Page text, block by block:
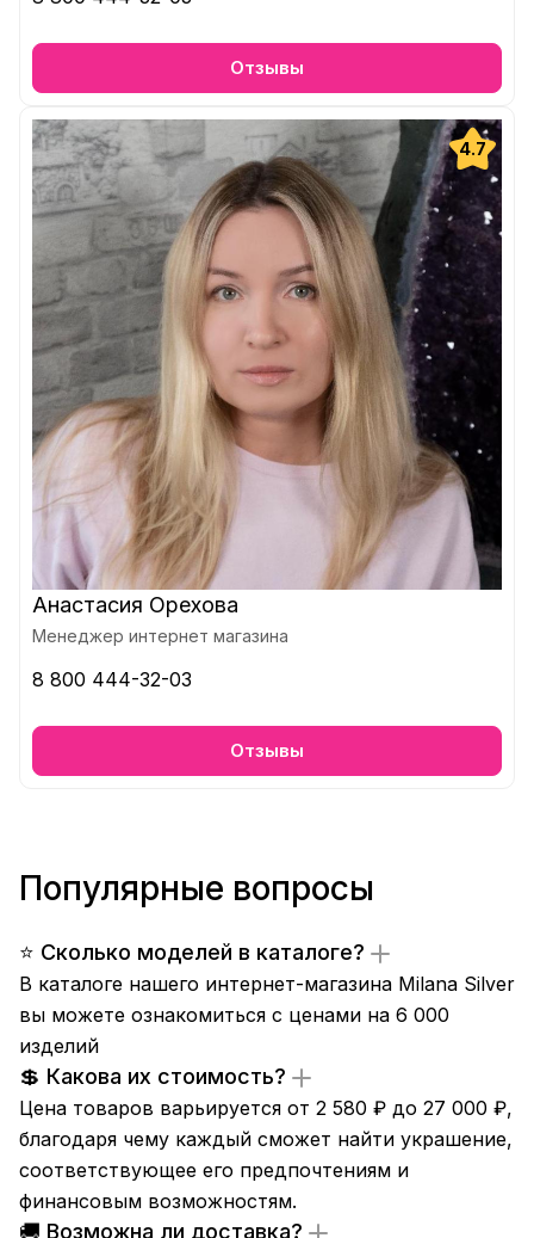
Отзывы
4.7
Анастасия Орехова
Менеджер интернет магазина
8 800 444-32-03
Отзывы
Популярные вопросы
⭐ Сколько моделей в каталоге?
В каталоге нашего интернет-магазина Milana Silver
вы можете ознакомиться с ценами на 6 000
изделий
💲 Какова их стоимость?
Цена товаров варьируется от 2 580 ₽ до 27 000 ₽,
благодаря чему каждый сможет найти украшение,
соответствующее его предпочтениям и
финансовым возможностям.
🚚 Возможна ли доставка?